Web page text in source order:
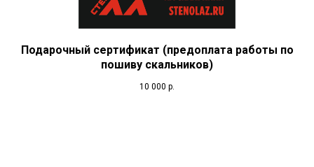
Подарочный сертификат (предоплата работы по
пошиву скальников)
10 000 р.